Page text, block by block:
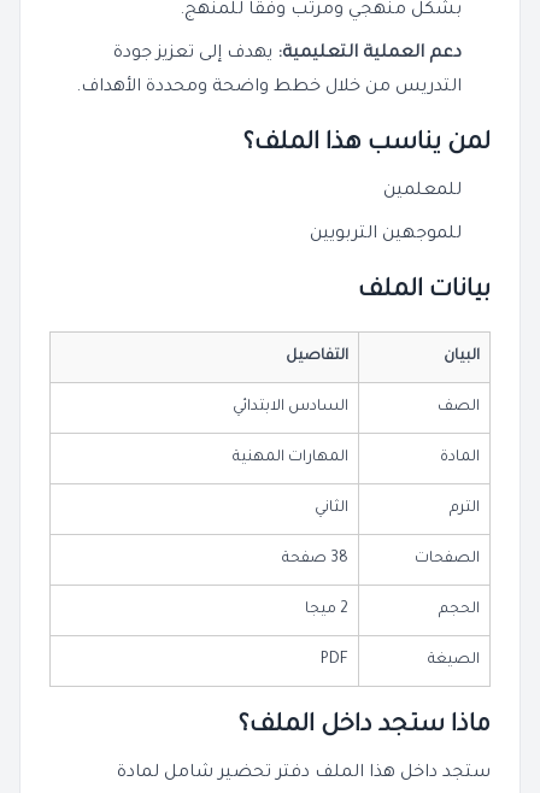
بشكل منهجي ومرتب وفقًا للمنهج.
دعم العملية التعليمية: يهدف إلى تعزيز جودة
التدريس من خلال خطط واضحة ومحددة الأهداف.
لمن يناسب هذا الملف؟
للمعلمين
للموجهين التربويين
بيانات الملف
البيان التفاصيل
الصف السادس الابتدائي
المادة المهارات المهنية
الترم الثاني
الصفحات 38 صفحة
الحجم 2 ميجا
الصيغة PDF
ماذا ستجد داخل الملف؟
ستجد داخل هذا الملف دفتر تحضير شامل لمادة